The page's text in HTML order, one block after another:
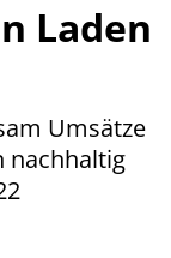
Laden
Umsätze
nachhaltig